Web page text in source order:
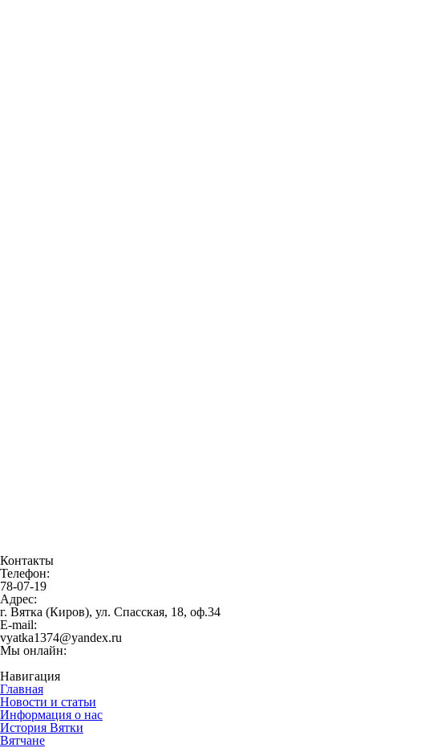
Контакты
Телефон:
78-07-19
Адрес:
г. Вятка (Киров), ул. Спасская, 18, оф.34
E-mail:
vyatka1374@yandex.ru
Мы онлайн:
Навигация
Главная
Новости и статьи
Информация о нас
История Вятки
Вятчане